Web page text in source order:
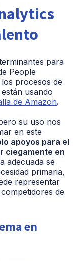
para
People
procesos de
usando
de Amazon.
su uso nos
en este
apoyos para el
ciegamente en
adecuada se
primaria,
representar
de
en